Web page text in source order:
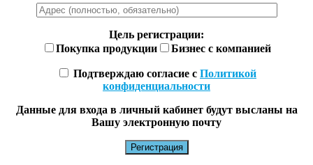
Цель регистрации:
Покупка продукции
Бизнес с компанией
Подтверждаю согласие с Политикой
конфиденциальности
Данные для входа в личный кабинет будут высланы на
Вашу электронную почту